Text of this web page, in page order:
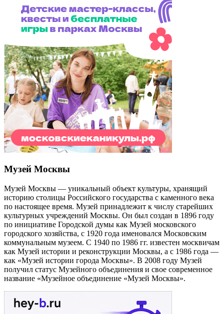
Музей Москвы
Музей Москвы — уникальный объект культуры, хранящий
историю столицы Российского государства с каменного века
по настоящее время. Музей принадлежит к числу старейших
культурных учреждений Москвы. Он был создан в 1896 году
по инициативе Городской думы как Музей московского
городского хозяйства, с 1920 года именовался Московским
коммунальным музеем. С 1940 по 1986 гг. известен москвичам
как Музей истории и реконструкции Москвы, а с 1986 года —
как «Музей истории города Москвы». В 2008 году Музей
получил статус Музейного объединения и свое современное
название «Музейное объединение «Музей Москвы».